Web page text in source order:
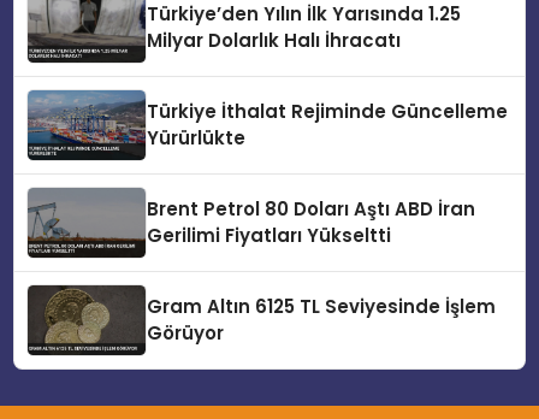
Türkiye’den Yılın İlk Yarısında 1.25
Milyar Dolarlık Halı İhracatı
Türkiye İthalat Rejiminde Güncelleme
Yürürlükte
Brent Petrol 80 Doları Aştı ABD İran
Gerilimi Fiyatları Yükseltti
Gram Altın 6125 TL Seviyesinde İşlem
Görüyor